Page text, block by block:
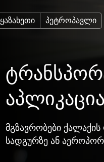
ყაზახეთი პეტროპავლი
აპლიკაცია
მგზავრობები
სადგურზე ან